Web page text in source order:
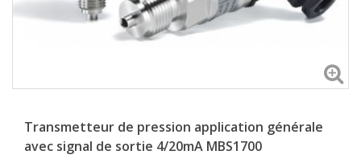
Transmetteur de pression application générale
avec signal de sortie 4/20mA MBS1700